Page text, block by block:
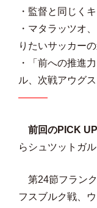
・監督と同じく
・マタラッツオ
りたいサッカー
・「前への推進
ル、次戦アウグ
―――
前回のPICK
らシュツットガ
第24節フラン
フスブルク戦、